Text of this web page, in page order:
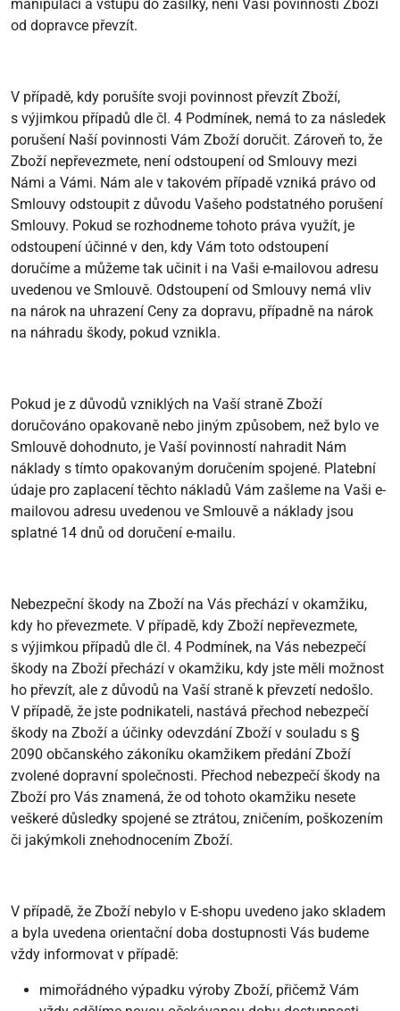
manipulaci a vstupu do zásilky, není Vaší povinností Zboží
od dopravce převzít.
V případě, kdy porušíte svoji povinnost převzít Zboží,
s výjimkou případů dle čl. 4 Podmínek, nemá to za následek
porušení Naší povinnosti Vám Zboží doručit. Zároveň to, že
Zboží nepřevezmete, není odstoupení od Smlouvy mezi
Námi a Vámi. Nám ale v takovém případě vzniká právo od
Smlouvy odstoupit z důvodu Vašeho podstatného porušení
Smlouvy. Pokud se rozhodneme tohoto práva využít, je
odstoupení účinné v den, kdy Vám toto odstoupení
doručíme a můžeme tak učinit i na Vaši e-mailovou adresu
uvedenou ve Smlouvě. Odstoupení od Smlouvy nemá vliv
na nárok na uhrazení Ceny za dopravu, případně na nárok
na náhradu škody, pokud vznikla.
Pokud je z důvodů vzniklých na Vaší straně Zboží
doručováno opakovaně nebo jiným způsobem, než bylo ve
Smlouvě dohodnuto, je Vaší povinností nahradit Nám
náklady s tímto opakovaným doručením spojené. Platební
údaje pro zaplacení těchto nákladů Vám zašleme na Vaši e-
mailovou adresu uvedenou ve Smlouvě a náklady jsou
splatné 14 dnů od doručení e-mailu.
Nebezpeční škody na Zboží na Vás přechází v okamžiku,
kdy ho převezmete. V případě, kdy Zboží nepřevezmete,
s výjimkou případů dle čl. 4 Podmínek, na Vás nebezpečí
škody na Zboží přechází v okamžiku, kdy jste měli možnost
ho převzít, ale z důvodů na Vaší straně k převzetí nedošlo.
V případě, že jste podnikateli, nastává přechod nebezpečí
škody na Zboží a účinky odevzdání Zboží v souladu s §
2090 občanského zákoníku okamžikem předání Zboží
zvolené dopravní společnosti. Přechod nebezpečí škody na
Zboží pro Vás znamená, že od tohoto okamžiku nesete
veškeré důsledky spojené se ztrátou, zničením, poškozením
či jakýmkoli znehodnocením Zboží.
V případě, že Zboží nebylo v E-shopu uvedeno jako skladem
a byla uvedena orientační doba dostupnosti Vás budeme
vždy informovat v případě:
mimořádného výpadku výroby Zboží, přičemž Vám